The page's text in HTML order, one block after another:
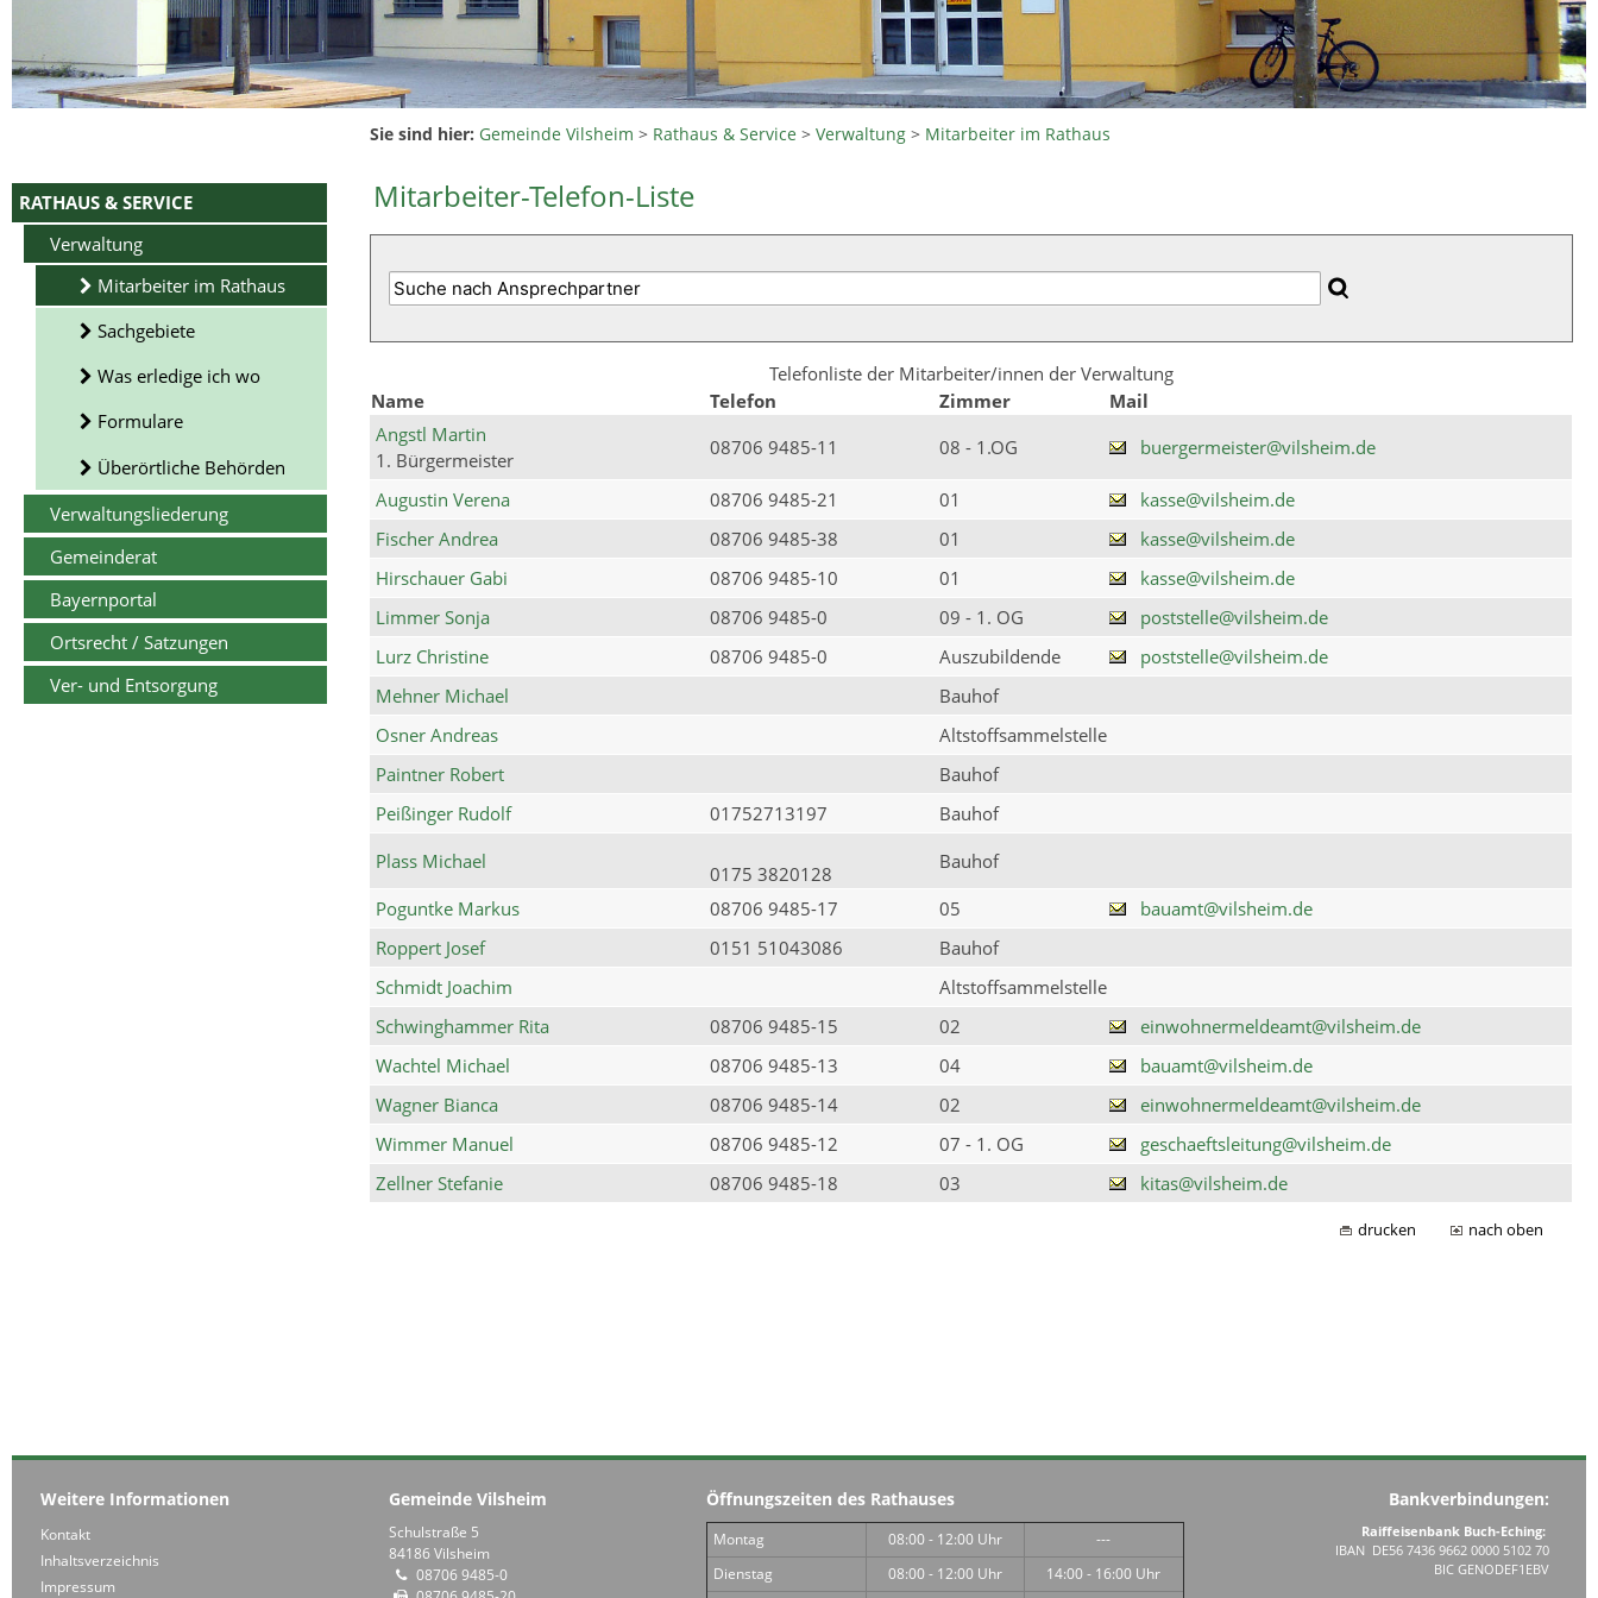
RATHAUS & SERVICE
Verwaltung
Mitarbeiter im Rathaus
Sachgebiete
Was erledige ich wo
Formulare
Überörtliche Behörden
Verwaltungsliederung
Gemeinderat
Bayernportal
Ortsrecht / Satzungen
Ver- und Entsorgung
Sie sind hier: Gemeinde Vilsheim > Rathaus & Service >Verwaltung > Mitarbeiter im Rathaus
Mitarbeiter-Telefon-Liste
Telefonliste der Mitarbeiter/innen der Verwaltung
Name
Telefon Zimmer
Mail
Angstl Martin
1. Bürgermeister
08706 9485-11 08 - 1.OG buergermeister@vilsheim.de
Augustin Verena 08706 9485-21 01
kasse@vilsheim.de
Fischer Andrea
08706 9485-38 01
kasse@vilsheim.de
Hirschauer Gabi
08706 9485-10 01
kasse@vilsheim.de
Limmer Sonja
08706 9485-0 09 - 1. OG
poststelle@vilsheim.de
Lurz Christine
08706 9485-0 Auszubildende
poststelle@vilsheim.de
Mehner Michael
Bauhof
Osner Andreas
Altstoffsammelstelle
Paintner Robert
Bauhof
Peißinger Rudolf
01752713197
Bauhof
Plass Michael
0175 3820128
Bauhof
Poguntke Markus
08706 9485-17 05
bauamt@vilsheim.de
Roppert Josef
0151 51043086
Bauhof
Schmidt Joachim
Altstoffsammelstelle
Schwinghammer Rita
08706 9485-15 02
einwohnermeldeamt@vilsheim.de
Wachtel Michael
08706 9485-13 04
bauamt@vilsheim.de
Wagner Bianca
08706 9485-14 02
einwohnermeldeamt@vilsheim.de
Wimmer Manuel
08706 9485-12 07 - 1. OG
geschaeftsleitung@vilsheim.de
Zellner Stefanie
08706 9485-18 03 kitas@vilsheim.de
drucken nach oben
Weitere Informationen
Kontakt
Inhaltsverzeichnis
Impressum
Gemeinde Vilsheim
Schulstraße 5
84186 Vilsheim
08706 9485-0
Öffnungszeiten des Rathauses
Montag 08:00 - 12:00 Uhr
---
Dienstag
08:00 - 12:00 Uhr
14:00 - 16:00 Uhr
Bankverbindungen:
Raiffeisenbank Buch-Eching:
IBAN DE56 7436 9662 0000 5102 70
BIC GENODEF1EBV